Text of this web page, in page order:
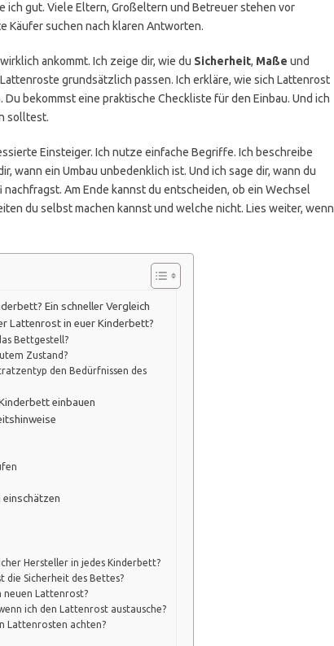
ich gut. Viele Eltern, Großeltern und Betreuer stehen vor
Käufer suchen nach klaren Antworten.
ankommt. Ich zeige dir, wie du Sicherheit, Maße und
grundsätzlich passen. Ich erkläre, wie sich Lattenrost
bekommst eine praktische Checkliste für den Einbau. Und ich
solltest.
Einsteiger. Ich nutze einfache Begriffe. Ich beschreibe
wann ein Umbau unbedenklich ist. Und ich sage dir, wann du
Am Ende kannst du entscheiden, ob ein Wechsel
du selbst machen kannst und welche nicht. Lies weiter, wenn
Ein schneller Vergleich
Lattenrost in euer Kinderbett?
Bettgestell?
Zustand?
den Bedürfnissen des
einbauen
Hersteller in jedes Kinderbett?
Sicherheit des Bettes?
neuen Lattenrost?
ich den Lattenrost austausche?
Lattenrosten achten?